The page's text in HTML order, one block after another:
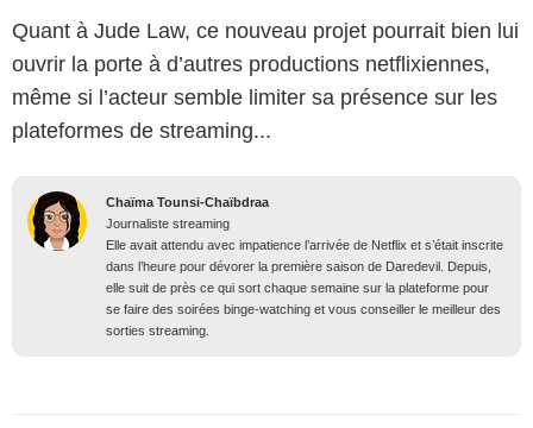
Quant à Jude Law, ce nouveau projet pourrait bien lui
ouvrir la porte à d’autres productions netflixiennes,
même si l’acteur semble limiter sa présence sur les
plateformes de streaming...
Chaïma Tounsi-Chaïbdraa
Journaliste streaming
Elle avait attendu avec impatience l’arrivée de Netflix et s’était inscrite
dans l’heure pour dévorer la première saison de Daredevil. Depuis,
elle suit de près ce qui sort chaque semaine sur la plateforme pour
se faire des soirées binge-watching et vous conseiller le meilleur des
sorties streaming.